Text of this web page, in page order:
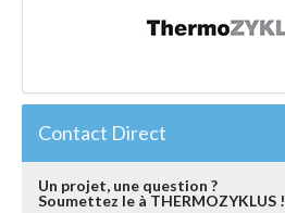
Contact Direct
Un projet, une question ?
Soumettez le à THERMOZYKLUS !